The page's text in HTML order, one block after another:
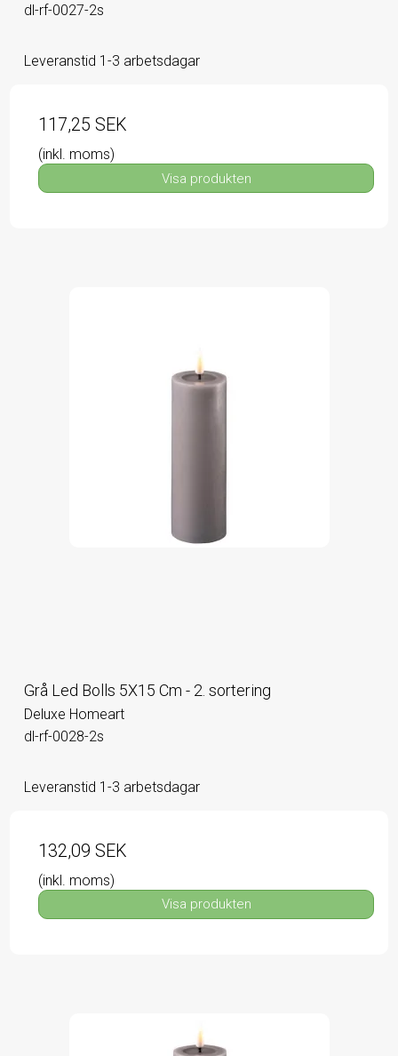
dl-rf-0027-2s
Leveranstid 1-3 arbetsdagar
117,25 SEK
(inkl. moms)
Visa produkten
Grå Led Bolls 5X15 Cm - 2. sortering
Deluxe Homeart
dl-rf-0028-2s
Leveranstid 1-3 arbetsdagar
132,09 SEK
(inkl. moms)
Visa produkten